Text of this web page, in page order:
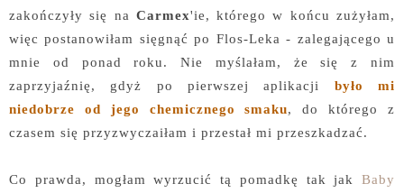
zakończyły się na Carmex'ie, którego w końcu zużyłam,
więc postanowiłam sięgnąć po Flos-Leka - zalegającego u
mnie od ponad roku. Nie myślałam, że się z nim
zaprzyjaźnię, gdyż po pierwszej aplikacji było mi
niedobrze od jego chemicznego smaku, do którego z
czasem się przyzwyczaiłam i przestał mi przeszkadzać.
Co prawda, mogłam wyrzucić tą pomadkę tak jak Baby